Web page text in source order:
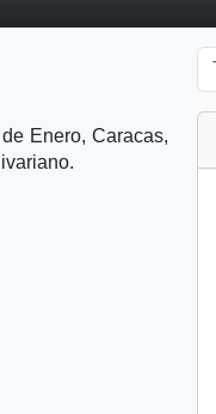
Enero, Caracas,